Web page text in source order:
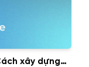
xây dựng